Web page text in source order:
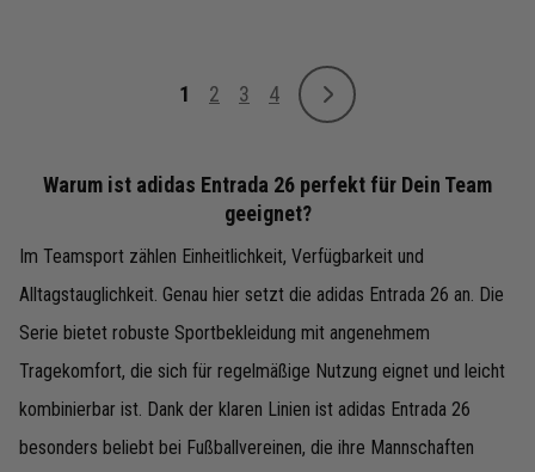
Sie lesen gerade Seite
1
Seite
2
Seite
3
Seite
4
Weiter
Warum ist adidas Entrada 26 perfekt für Dein Team
geeignet?
Im Teamsport zählen Einheitlichkeit, Verfügbarkeit und
Alltagstauglichkeit. Genau hier setzt die adidas Entrada 26 an. Die
Serie bietet robuste Sportbekleidung mit angenehmem
Tragekomfort, die sich für regelmäßige Nutzung eignet und leicht
kombinierbar ist. Dank der klaren Linien ist adidas Entrada 26
besonders beliebt bei Fußballvereinen, die ihre Mannschaften